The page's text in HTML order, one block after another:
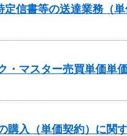
信書等の送達業務（
・マスター売買単価単
購入（単価契約）に関